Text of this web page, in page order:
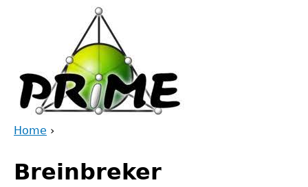
are
Home ›
to
top
Breinbreker